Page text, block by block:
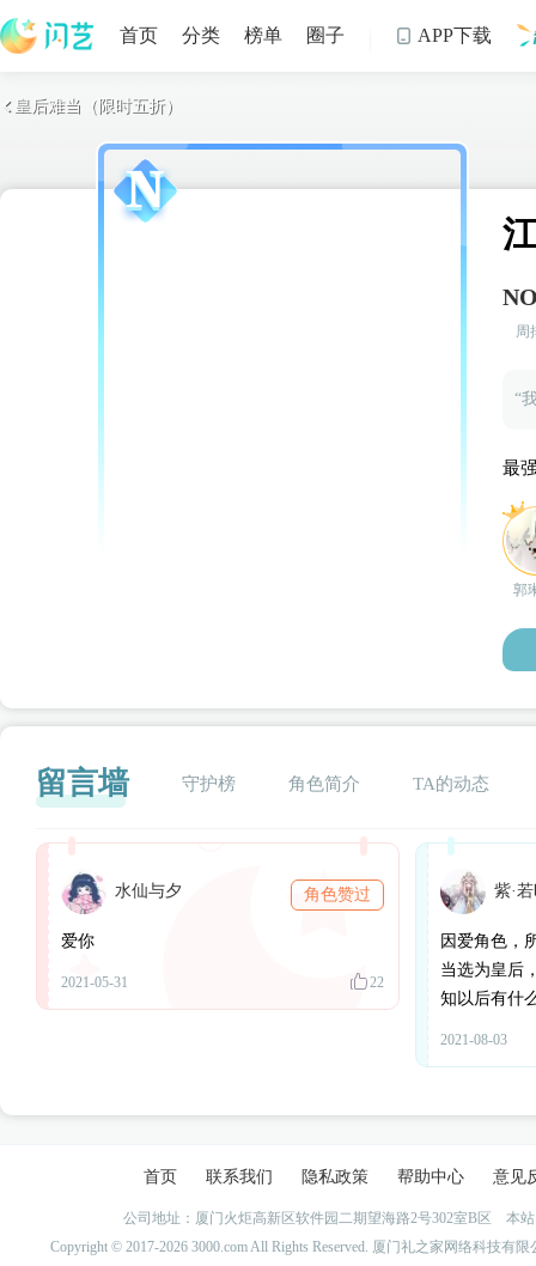
首页 分类 榜单 圈子  APP下载
 皇后难当（限时五折）
周
“
最
郭
留言墙 守护榜 角色简介 TA的动态
水仙与夕 角色赞过
爱你
2021-05-31 22
紫·
因爱角色，
当选为皇后
知以后有什
2021-08-03
首页 联系我们 隐私政策 帮助中心 意见
公司地址：厦门火炬高新区软件园二期望海路2号302室B区 本
Copyright © 2017-2026 3000.com All Rights Reserved. 厦门礼之家网络科技